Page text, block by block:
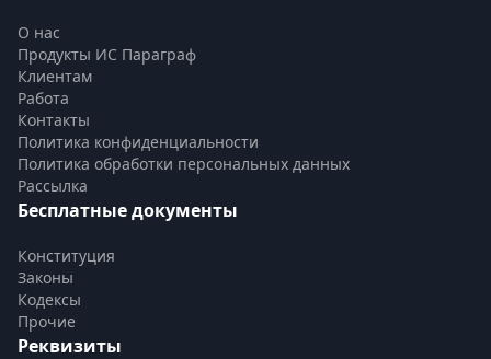
О нас
Продукты ИС Параграф
Клиентам
Работа
Контакты
Политика конфиденциальности
Политика обработки персональных данных
Рассылка
Бесплатные документы
Конституция
Законы
Кодексы
Прочие
Реквизиты